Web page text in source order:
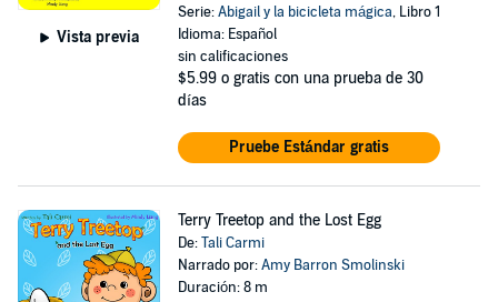
Vista previa
Serie:Abigail y la bicicleta mágica, Libro 1
Idioma: Español
sin calificaciones
$5.99 o gratis con una prueba de 30
días
Pruebe Estándar gratis
Terry Treetop and the Lost Egg
De:Tali Carmi
Narrado por:Amy Barron Smolinski
Duración: 8 m